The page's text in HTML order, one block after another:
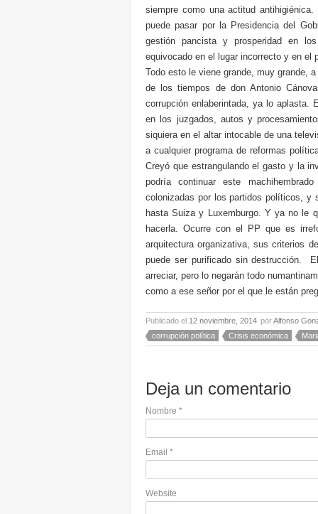
siempre como una actitud
puede pasar por la Presidencia del
gestión pancista y prosperidad en
equivocado en el lugar incorrecto y en el
Todo esto le viene grande, muy grande,
de los tiempos de don Antonio
corrupción enlaberintada, ya lo aplasta.
en los juzgados, autos y
siquiera en el altar intocable de una
a cualquier programa de reformas
Creyó que estrangulando el gasto y la
podría continuar este
colonizadas por los partidos políticos, y
hasta Suiza y Luxemburgo. Y ya no le
hacerla. Ocurre con el PP que es
arquitectura organizativa, sus criterios
puede ser purificado sin destrucción.
arreciar, pero lo negarán todo
como a ese señor por el que le están
Publicado el 12 noviembre, 2014 porAlfonso
corrupción política
Crisis económica
Deja un comentario
Nombre *
Email *
Website